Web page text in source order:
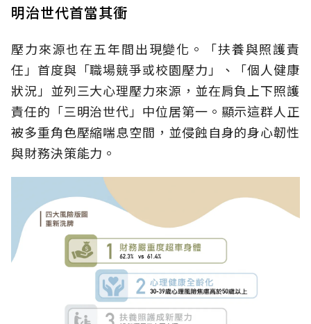
明治世代首當其衝
壓力來源也在五年間出現變化。「扶養與照護責
任」首度與「職場競爭或校園壓力」、「個人健康
狀況」並列三大心理壓力來源，並在肩負上下照護
責任的「三明治世代」中位居第一。顯示這群人正
被多重角色壓縮喘息空間，並侵蝕自身的身心韌性
與財務決策能力。